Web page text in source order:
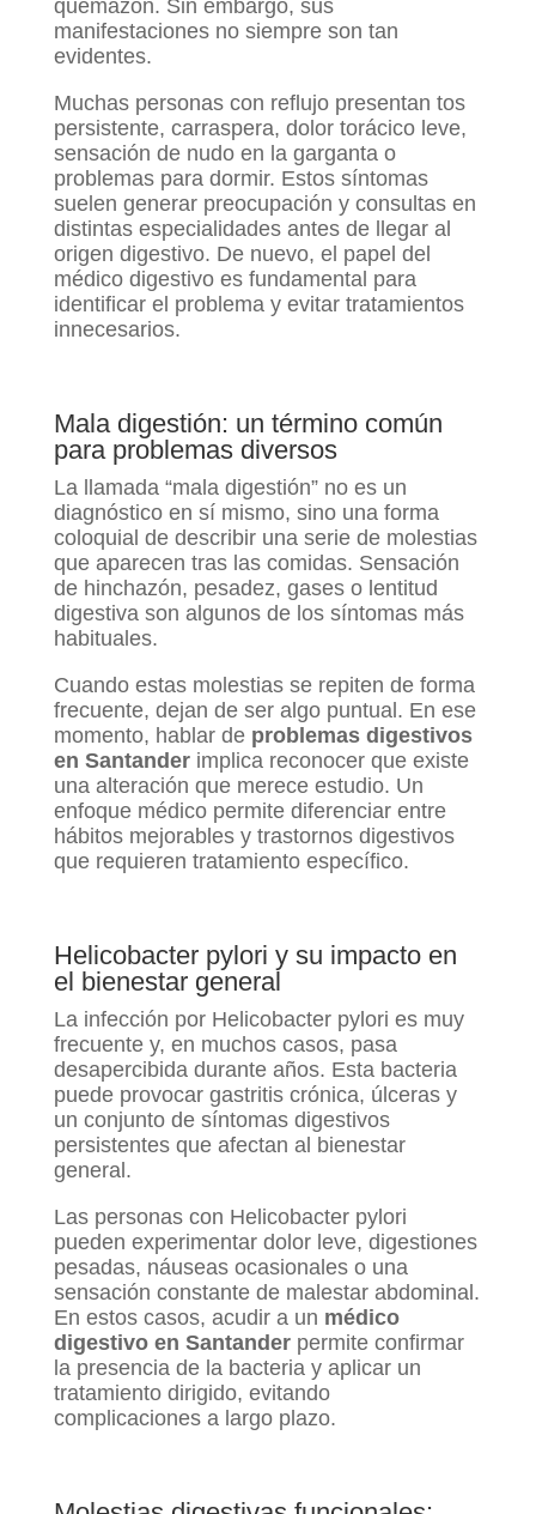
quemazón. Sin embargo, sus
manifestaciones no siempre son tan
evidentes.
Muchas personas con reflujo presentan tos
persistente, carraspera, dolor torácico leve,
sensación de nudo en la garganta o
problemas para dormir. Estos síntomas
suelen generar preocupación y consultas en
distintas especialidades antes de llegar al
origen digestivo. De nuevo, el papel del
médico digestivo es fundamental para
identificar el problema y evitar tratamientos
innecesarios.
Mala digestión: un término común
para problemas diversos
La llamada “mala digestión” no es un
diagnóstico en sí mismo, sino una forma
coloquial de describir una serie de molestias
que aparecen tras las comidas. Sensación
de hinchazón, pesadez, gases o lentitud
digestiva son algunos de los síntomas más
habituales.
Cuando estas molestias se repiten de forma
frecuente, dejan de ser algo puntual. En ese
momento, hablar de problemas digestivos
en Santanderimplica reconocer que existe
una alteración que merece estudio. Un
enfoque médico permite diferenciar entre
hábitos mejorables y trastornos digestivos
que requieren tratamiento específico.
Helicobacter pylori y su impacto en
el bienestar general
La infección por Helicobacter pylori es muy
frecuente y, en muchos casos, pasa
desapercibida durante años. Esta bacteria
puede provocar gastritis crónica, úlceras y
un conjunto de síntomas digestivos
persistentes que afectan al bienestar
general.
Las personas con Helicobacter pylori
pueden experimentar dolor leve, digestiones
pesadas, náuseas ocasionales o una
sensación constante de malestar abdominal.
En estos casos, acudir a un médico
digestivo en Santanderpermite confirmar
la presencia de la bacteria y aplicar un
tratamiento dirigido, evitando
complicaciones a largo plazo.